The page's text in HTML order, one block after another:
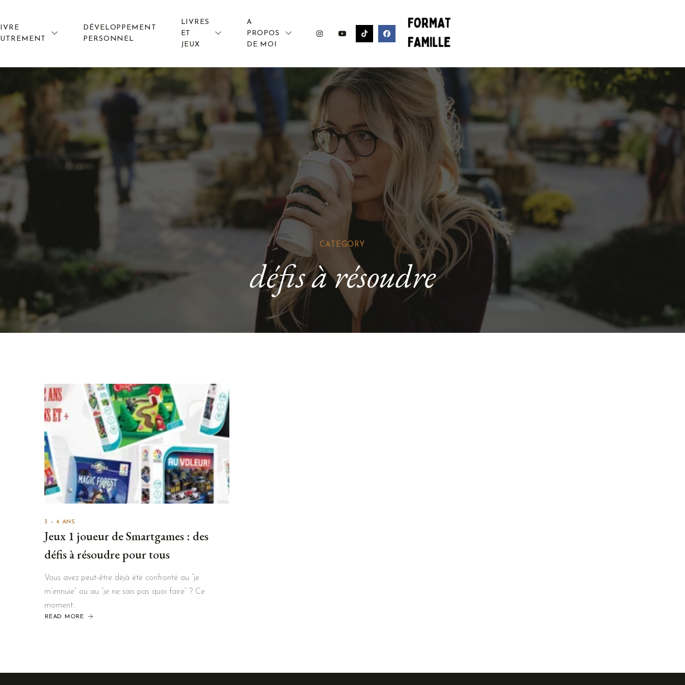
DÉVELOPPEMENT
PERSONNEL
LIVRES
ET
JEUX
A
PROPOS
DE MOI
CATEGORY
défis à résoudre
3 – 4 ANS
Jeux 1 joueur de Smartgames : des
défis à résoudre pour tous
Vous avez peut-être déjà été confronté au “je
m’ennuie” ou au “je ne sais pas quoi faire” ? Ce
moment…
READ MORE